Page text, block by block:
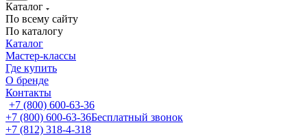
Каталог
По всему сайту
По каталогу
Каталог
Мастер-классы
Где купить
О бренде
Контакты
+7 (800) 600-63-36
+7 (800) 600-63-36Бесплатный звонок
+7 (812) 318-4-318